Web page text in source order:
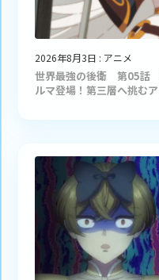
2026年8月3日 : アニメ
世界最強の後衛 第05話
ルマ登場！第三層へ挑む